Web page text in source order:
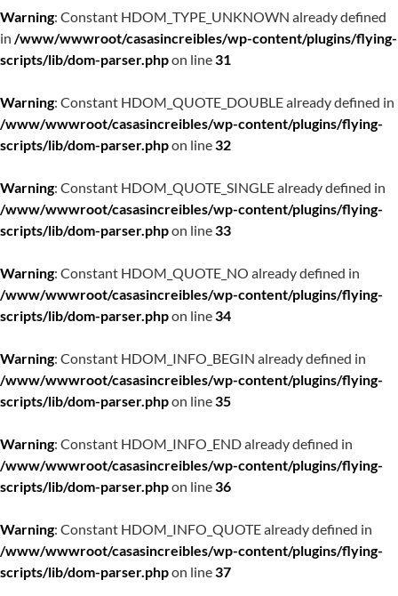
Warning: Constant HDOM_TYPE_UNKNOWN already defined
in /www/wwwroot/casasincreibles/wp-content/plugins/flying-
scripts/lib/dom-parser.phpon line31
Warning: Constant HDOM_QUOTE_DOUBLE already defined in
/www/wwwroot/casasincreibles/wp-content/plugins/flying-
scripts/lib/dom-parser.phpon line32
Warning: Constant HDOM_QUOTE_SINGLE already defined in
/www/wwwroot/casasincreibles/wp-content/plugins/flying-
scripts/lib/dom-parser.phpon line33
Warning: Constant HDOM_QUOTE_NO already defined in
/www/wwwroot/casasincreibles/wp-content/plugins/flying-
scripts/lib/dom-parser.phpon line34
Warning: Constant HDOM_INFO_BEGIN already defined in
/www/wwwroot/casasincreibles/wp-content/plugins/flying-
scripts/lib/dom-parser.phpon line35
Warning: Constant HDOM_INFO_END already defined in
/www/wwwroot/casasincreibles/wp-content/plugins/flying-
scripts/lib/dom-parser.phpon line36
Warning: Constant HDOM_INFO_QUOTE already defined in
/www/wwwroot/casasincreibles/wp-content/plugins/flying-
scripts/lib/dom-parser.phpon line37